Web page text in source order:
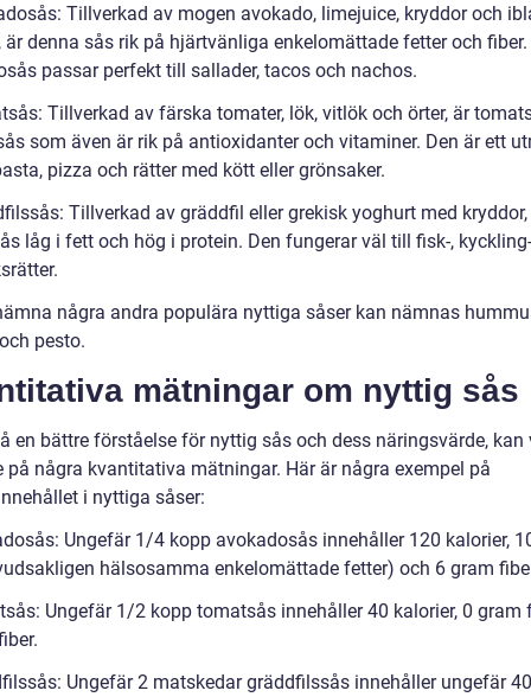
Tillverkad av mogen avokado, limejuice, kryddor och
är denna sås rik på hjärtvänliga enkelomättade fetter och fiber.
passar perfekt till sallader, tacos och nachos.
Tillverkad av färska tomater, lök, vitlök och örter, är
som även är rik på antioxidanter och vitaminer. Den är ett
pizza och rätter med kött eller grönsaker.
Tillverkad av gräddfil eller grekisk yoghurt med kryddor,
låg i fett och hög i protein. Den fungerar väl till fisk-,
några andra populära nyttiga såser kan nämnas
pesto.
mätningar om nyttig sås
en bättre förståelse för nyttig sås och dess näringsvärde, kan
på några kvantitativa mätningar. Här är några exempel på
i nyttiga såser:
Ungefär 1/4 kopp avokadosås innehåller 120 kalorier,
hälsosamma enkelomättade fetter) och 6 gram
Ungefär 1/2 kopp tomatsås innehåller 40 kalorier, 0 gram
Ungefär 2 matskedar gräddfilssås innehåller ungefär 40